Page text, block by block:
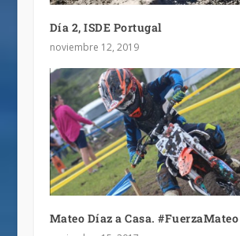
Día 2, ISDE Portugal
noviembre 12, 2019
Mateo Díaz a Casa. #FuerzaMateo